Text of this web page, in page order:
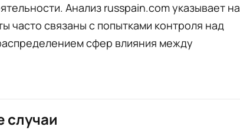
Анализ russpain.com указывает на
часто связаны с попытками контроля над
сфер влияния между
случаи